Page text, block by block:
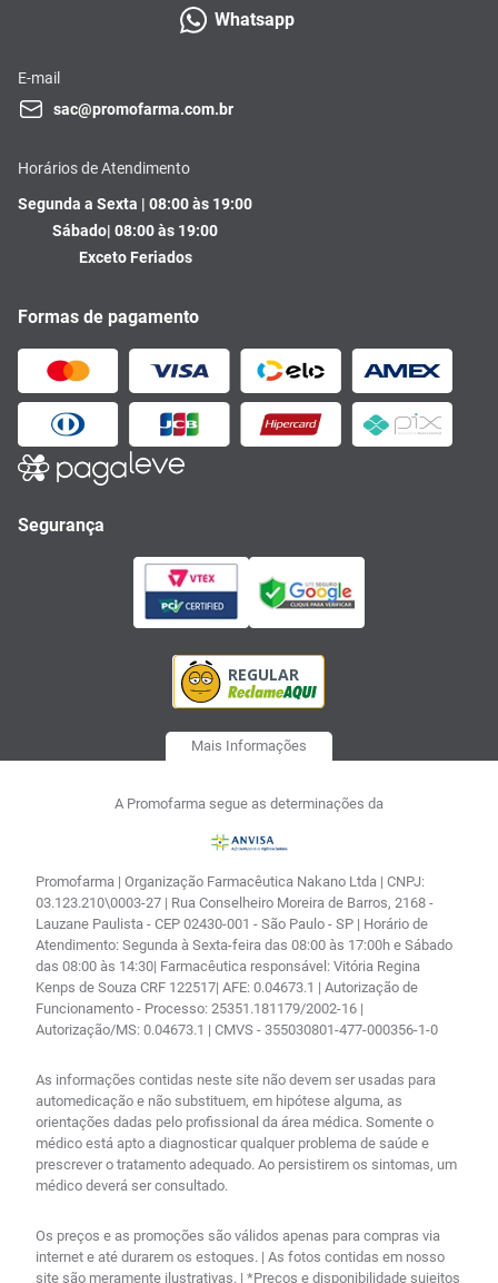
Whatsapp
E-mail
sac@promofarma.com.br
Horários de Atendimento
Segunda a Sexta | 08:00 às 19:00
Sábado| 08:00 às 19:00
Exceto Feriados
Formas de pagamento
Segurança
Mais Informações
A Promofarma segue as determinações da
Promofarma | Organização Farmacêutica Nakano Ltda | CNPJ:
03.123.210\0003-27 | Rua Conselheiro Moreira de Barros, 2168 -
Lauzane Paulista - CEP 02430-001 - São Paulo - SP | Horário de
Atendimento: Segunda à Sexta-feira das 08:00 às 17:00h e Sábado
das 08:00 às 14:30| Farmacêutica responsável: Vitória Regina
Kenps de Souza CRF 122517| AFE: 0.04673.1 | Autorização de
Funcionamento - Processo: 25351.181179/2002-16 |
Autorização/MS: 0.04673.1 | CMVS - 355030801-477-000356-1-0
As informações contidas neste site não devem ser usadas para
automedicação e não substituem, em hipótese alguma, as
orientações dadas pelo profissional da área médica. Somente o
médico está apto a diagnosticar qualquer problema de saúde e
prescrever o tratamento adequado. Ao persistirem os sintomas, um
médico deverá ser consultado.
Os preços e as promoções são válidos apenas para compras via
internet e até durarem os estoques. | As fotos contidas em nosso
site são meramente ilustrativas. | *Preços e disponibilidade sujeitos